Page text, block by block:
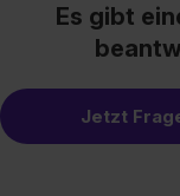
Es gibt
Jetzt